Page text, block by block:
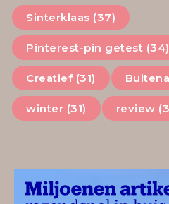
Sinterklaas (37)
Pinterest-pin getest (34)
Creatief (31)
winter (31) review